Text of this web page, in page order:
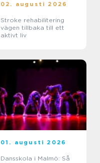
02. augusti 2026
Stroke rehabilitering
vägen tillbaka till ett
aktivt liv
01. augusti 2026
Dansskola i Malmö: Så